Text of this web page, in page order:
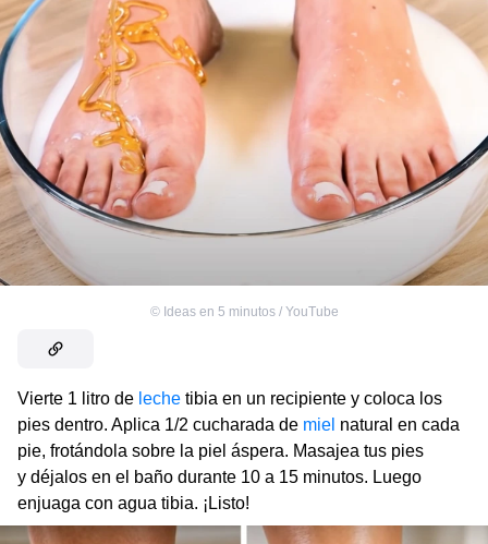
© Ideas en 5 minutos / YouTube
Vierte 1 litro de leche tibia en un recipiente y coloca los
pies dentro. Aplica 1/2 cucharada de miel natural en cada
pie, frotándola sobre la piel áspera. Masajea tus pies
y déjalos en el baño durante 10 a 15 minutos. Luego
enjuaga con agua tibia. ¡Listo!